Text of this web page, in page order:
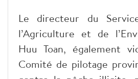
Le directeur du
l’Agriculture et de
Huu Toan, également
Comité de pilotage